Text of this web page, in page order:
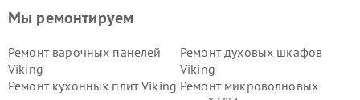
Мы ремонтируем
Ремонт варочных панелей
Viking
Ремонт духовых шкафов
Viking
Ремонт кухонных плит Viking Ремонт микроволновых